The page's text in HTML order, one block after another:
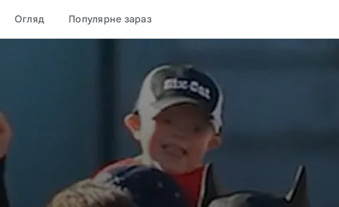
Огляд Популярне зараз